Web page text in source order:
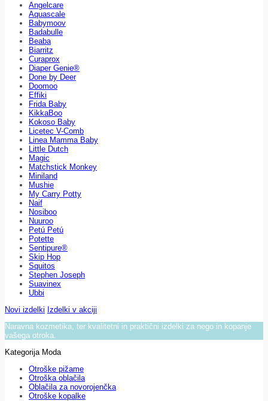
Angelcare
Aquascale
Babymoov
Badabulle
Beaba
Biarritz
Curaprox
Diaper Genie®
Done by Deer
Doomoo
Effiki
Frida Baby
KikkaBoo
Kokoso Baby
Licetec V-Comb
Linea Mamma Baby
Little Dutch
Magic
Matchstick Monkey
Miniland
Mushie
My Carry Potty
Naif
Nosiboo
Nuuroo
Petú Petú
Potette
Sentipure®
Skip Hop
Squitos
Stephen Joseph
Suavinex
Ubbi
Novi izdelki Izdelki v akciji
Naravna kozmetika, ter kvalitetni in praktični izdelki za nego in kopanje
vašega otroka.
Kategorija Moda
Otroške pižame
Otroška oblačila
Oblačila za novorojenčka
Otroške kopalke